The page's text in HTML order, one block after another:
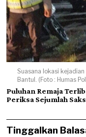
Suasana lokasi
Bantul. (Foto : Humas
Puluhan Remaja
Periksa Sejumlah
Tinggalkan